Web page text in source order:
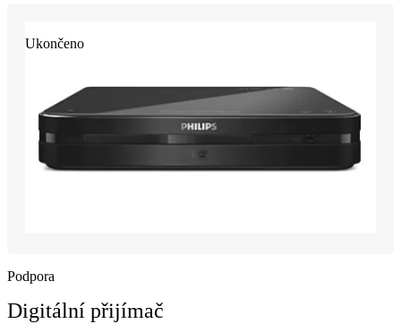
Ukončeno
Podpora
Digitální přijímač